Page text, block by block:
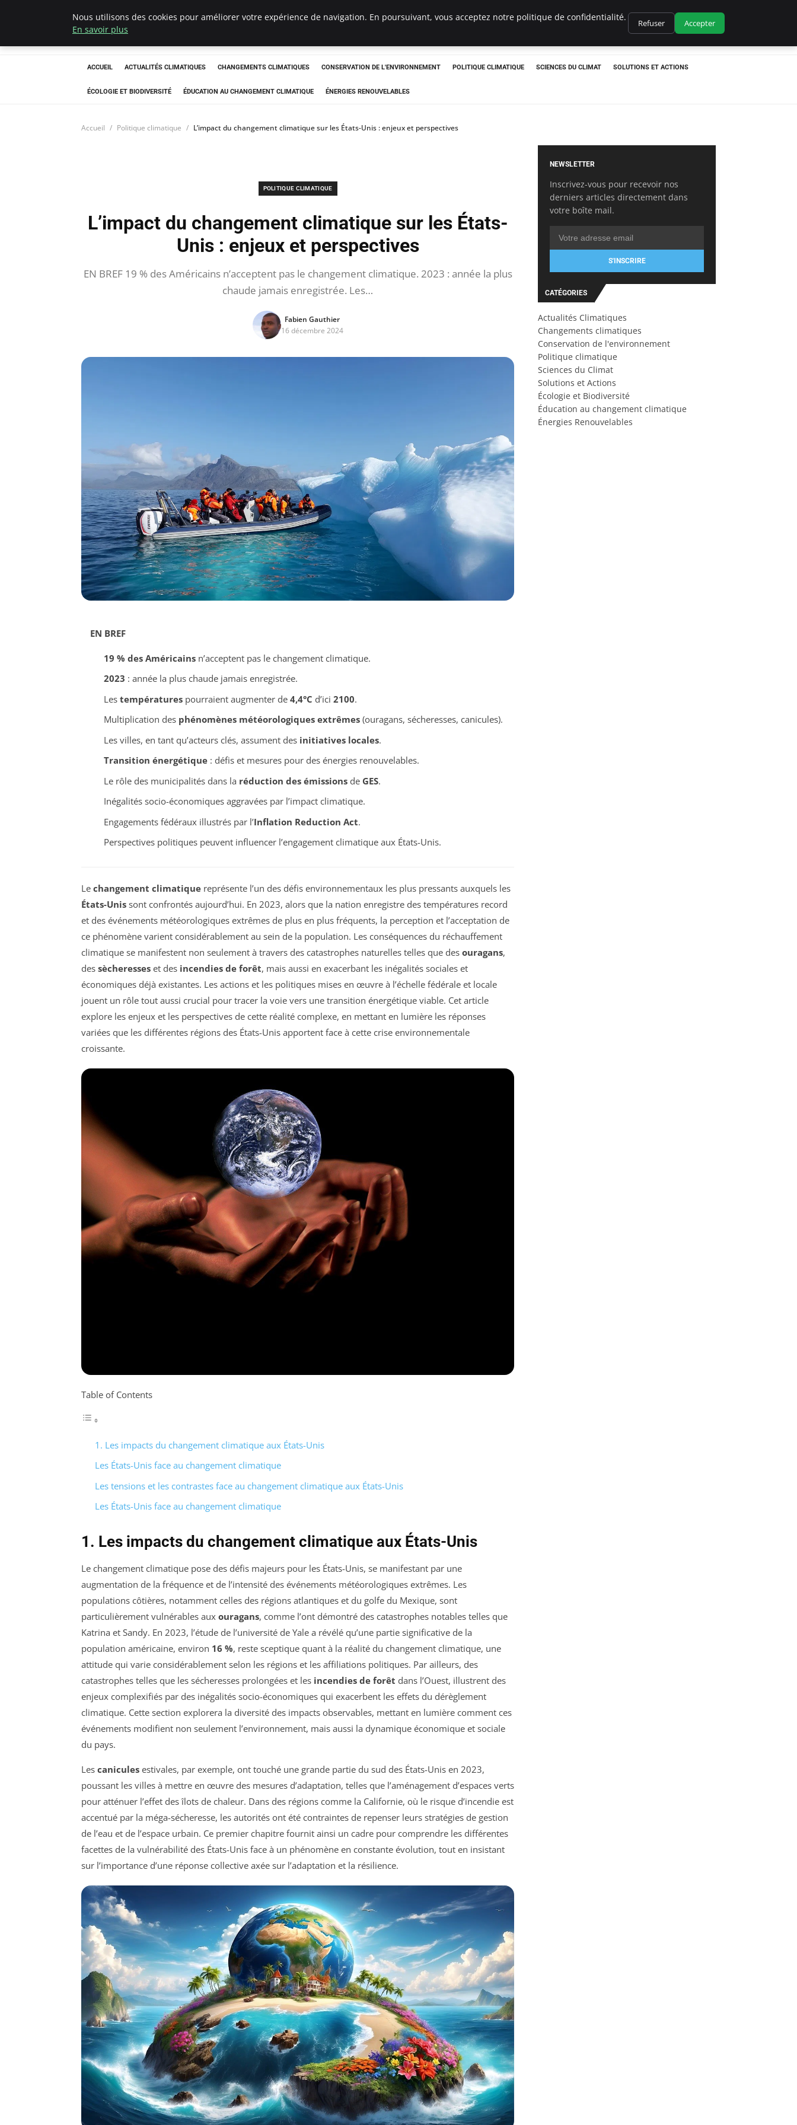
Climatedebtagents
ACCUEIL ACTUALITÉS CLIMATIQUES CHANGEMENTS CLIMATIQUES CONSERVATION DE L'ENVIRONNEMENT POLITIQUE CLIMATIQUE SCIENCES DU CLIMAT SOLUTIONS ET ACTIONS
ÉCOLOGIE ET BIODIVERSITÉ ÉDUCATION AU CHANGEMENT CLIMATIQUE ÉNERGIES RENOUVELABLES
Accueil Politique climatique L’impact du changement climatique sur les États-Unis : enjeux et perspectives
POLITIQUE CLIMATIQUE
L’impact du changement climatique sur les États-
Unis : enjeux et perspectives
EN BREF 19 % des Américains n’acceptent pas le changement climatique. 2023 : année la plus
chaude jamais enregistrée. Les…
Fabien Gauthier
16 décembre 2024
EN BREF
19 % des Américainsn’acceptent pas le changement climatique.
2023 : année la plus chaude jamais enregistrée.
Les températurespourraient augmenter de 4,4°C d’ici 2100.
Multiplication des phénomènes météorologiques extrêmes(ouragans, sécheresses, canicules).
Les villes, en tant qu’acteurs clés, assument des initiatives locales.
Transition énergétique: défis et mesures pour des énergies renouvelables.
Le rôle des municipalités dans la réduction des émissionsde GES.
Inégalités socio-économiques aggravées par l’impact climatique.
Engagements fédéraux illustrés par l’Inflation Reduction Act.
Perspectives politiques peuvent influencer l’engagement climatique aux États-Unis.
Le changement climatique représente l’un des défis environnementaux les plus pressants auxquels les
États-Unis sont confrontés aujourd’hui. En 2023, alors que la nation enregistre des températures record
et des événements météorologiques extrêmes de plus en plus fréquents, la perception et l’acceptation de
ce phénomène varient considérablement au sein de la population. Les conséquences du réchauffement
climatique se manifestent non seulement à travers des catastrophes naturelles telles que des ouragans,
des sècheresses et des incendies de forêt, mais aussi en exacerbant les inégalités sociales et
économiques déjà existantes. Les actions et les politiques mises en œuvre à l’échelle fédérale et locale
jouent un rôle tout aussi crucial pour tracer la voie vers une transition énergétique viable. Cet article
explore les enjeux et les perspectives de cette réalité complexe, en mettant en lumière les réponses
variées que les différentes régions des États-Unis apportent face à cette crise environnementale
croissante.
Table of Contents
1. Les impacts du changement climatique aux États-Unis
Les États-Unis face au changement climatique
Les tensions et les contrastes face au changement climatique aux États-Unis
Les États-Unis face au changement climatique
1. Les impacts du changement climatique aux États-Unis
Le changement climatique pose des défis majeurs pour les États-Unis, se manifestant par une
augmentation de la fréquence et de l’intensité des événements météorologiques extrêmes. Les
populations côtières, notamment celles des régions atlantiques et du golfe du Mexique, sont
particulièrement vulnérables aux ouragans, comme l’ont démontré des catastrophes notables telles que
Katrina et Sandy. En 2023, l’étude de l’université de Yale a révélé qu’une partie significative de la
population américaine, environ 16 %, reste sceptique quant à la réalité du changement climatique, une
attitude qui varie considérablement selon les régions et les affiliations politiques. Par ailleurs, des
catastrophes telles que les sécheresses prolongées et les incendies de forêt dans l’Ouest, illustrent des
enjeux complexifiés par des inégalités socio-économiques qui exacerbent les effets du dérèglement
climatique. Cette section explorera la diversité des impacts observables, mettant en lumière comment ces
événements modifient non seulement l’environnement, mais aussi la dynamique économique et sociale
du pays.
Les canicules estivales, par exemple, ont touché une grande partie du sud des États-Unis en 2023,
poussant les villes à mettre en œuvre des mesures d’adaptation, telles que l’aménagement d’espaces verts
pour atténuer l’effet des îlots de chaleur. Dans des régions comme la Californie, où le risque d’incendie est
accentué par la méga-sécheresse, les autorités ont été contraintes de repenser leurs stratégies de gestion
de l’eau et de l’espace urbain. Ce premier chapitre fournit ainsi un cadre pour comprendre les différentes
facettes de la vulnérabilité des États-Unis face à un phénomène en constante évolution, tout en insistant
sur l’importance d’une réponse collective axée sur l’adaptation et la résilience.
NEWSLETTER
Inscrivez-vous pour recevoir nos
derniers articles directement dans
votre boîte mail.
S'INSCRIRE
CATÉGORIES
Actualités Climatiques
Changements climatiques
Conservation de l'environnement
Politique climatique
Sciences du Climat
Solutions et Actions
Écologie et Biodiversité
Éducation au changement climatique
Énergies Renouvelables
Nous utilisons des cookies pour améliorer votre expérience de navigation. En poursuivant, vous acceptez notre politique de confidentialité.
En savoir plus
Refuser Accepter